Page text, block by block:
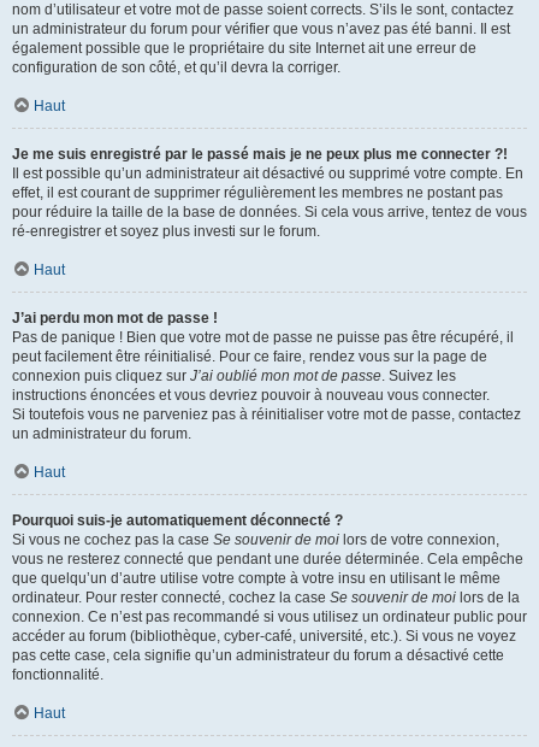
nom d’utilisateur et votre mot de passe soient corrects. S’ils le sont, contactez
un administrateur du forum pour vérifier que vous n’avez pas été banni. Il est
également possible que le propriétaire du site Internet ait une erreur de
configuration de son côté, et qu’il devra la corriger.
Haut
Je me suis enregistré par le passé mais je ne peux plus me connecter ?!
Il est possible qu’un administrateur ait désactivé ou supprimé votre compte. En
effet, il est courant de supprimer régulièrement les membres ne postant pas
pour réduire la taille de la base de données. Si cela vous arrive, tentez de vous
ré-enregistrer et soyez plus investi sur le forum.
Haut
J’ai perdu mon mot de passe !
Pas de panique ! Bien que votre mot de passe ne puisse pas être récupéré, il
peut facilement être réinitialisé. Pour ce faire, rendez vous sur la page de
connexion puis cliquez sur J’ai oublié mon mot de passe. Suivez les
instructions énoncées et vous devriez pouvoir à nouveau vous connecter.
Si toutefois vous ne parveniez pas à réinitialiser votre mot de passe, contactez
un administrateur du forum.
Haut
Pourquoi suis-je automatiquement déconnecté ?
Si vous ne cochez pas la case Se souvenir de moi lors de votre connexion,
vous ne resterez connecté que pendant une durée déterminée. Cela empêche
que quelqu’un d’autre utilise votre compte à votre insu en utilisant le même
ordinateur. Pour rester connecté, cochez la case Se souvenir de moi lors de la
connexion. Ce n’est pas recommandé si vous utilisez un ordinateur public pour
accéder au forum (bibliothèque, cyber-café, université, etc.). Si vous ne voyez
pas cette case, cela signifie qu’un administrateur du forum a désactivé cette
fonctionnalité.
Haut